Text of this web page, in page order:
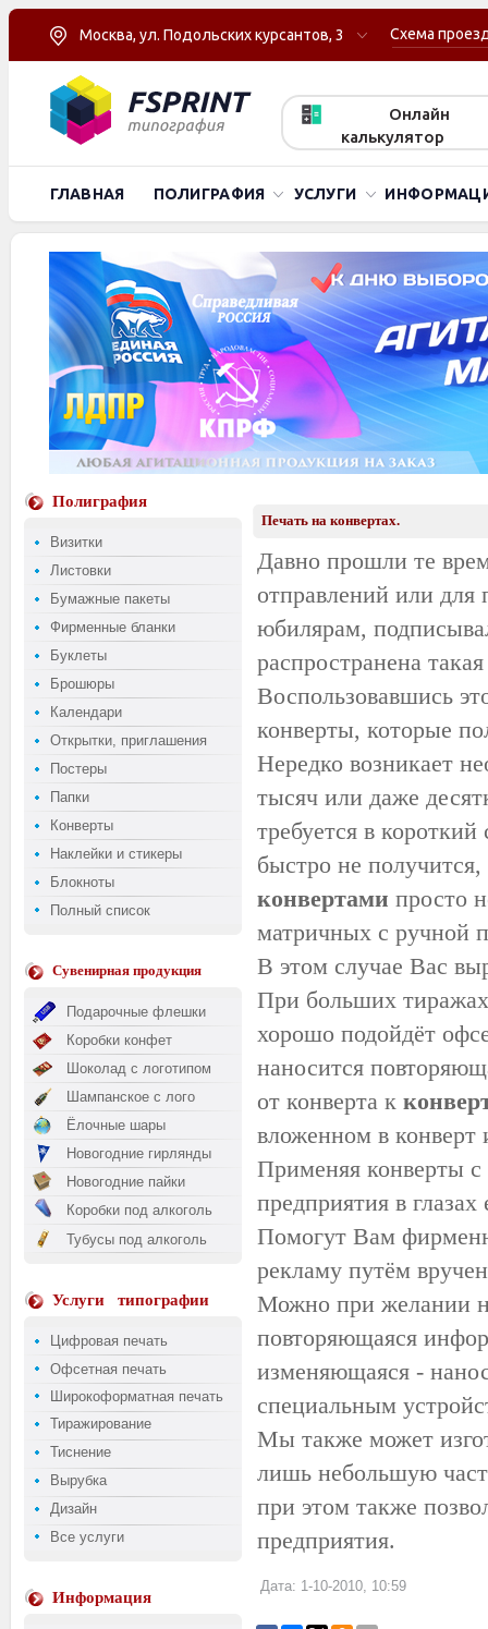
Москва, ул. Подольских курсантов, 3 Схема
Онлайн
калькулятор
ГЛАВНАЯ ПОЛИГРАФИЯ УСЛУГИ
Полиграфия
Визитки
Листовки
Бумажные пакеты
Фирменные бланки
Буклеты
Брошюры
Календари
Открытки, приглашения
Постеры
Папки
Конверты
Наклейки и стикеры
Блокноты
Полный список
Сувенирная продукция
Подарочные флешки
Коробки конфет
Шоколад с логотипом
Шампанское с лого
Ёлочные шары
Новогодние гирлянды
Новогодние пайки
Коробки под алкоголь
Тубусы под алкоголь
Услуги типографии
Цифровая печать
Офсетная печать
Широкоформатная печать
Тиражирование
Тиснение
Вырубка
Дизайн
Все услуги
Информация
Печать на конвертах.
Давно прошли те
отправлений или для
юбилярам,
распространена
Воспользовавшись
конверты, которые
Нередко возникает
тысяч или даже
требуется в
быстро не
конвертами просто
матричных с ручной
В этом случае Вас
При больших
хорошо подойдёт
наносится
от конверта к
вложенном в конверт
Применяя конверты с
предприятия в
Помогут Вам
рекламу путём
Можно при желании
повторяющаяся
изменяющаяся -
специальным
Мы также может
лишь небольшую
при этом также
предприятия.
Дата: 1-10-2010, 10:59